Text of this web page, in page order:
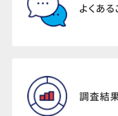
よくあ
調査結